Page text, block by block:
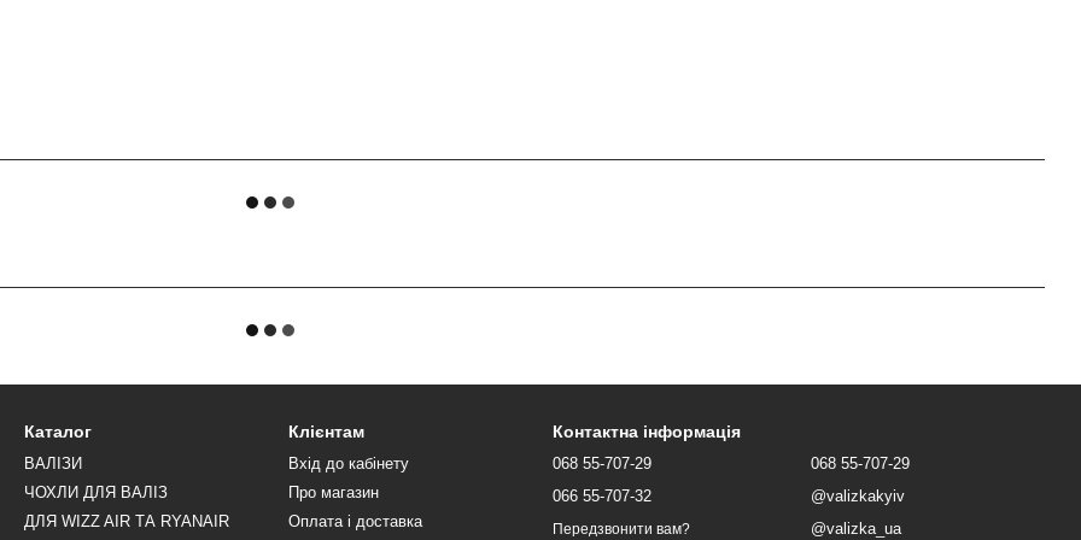
Каталог
ВАЛІЗИ
ЧОХЛИ ДЛЯ ВАЛІЗ
ДЛЯ WIZZ AIR ТА RYANAIR
Клієнтам
Вхід до кабінету
Про магазин
Оплата і доставка
Контактна інформація
068 55-707-29
066 55-707-32
Передзвонити вам?
068 55-707-29
@valizkakyiv
@valizka_ua